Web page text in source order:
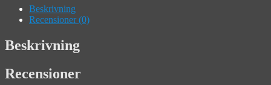
Messenger
Beskrivning
Recensioner (0)
Beskrivning
Recensioner